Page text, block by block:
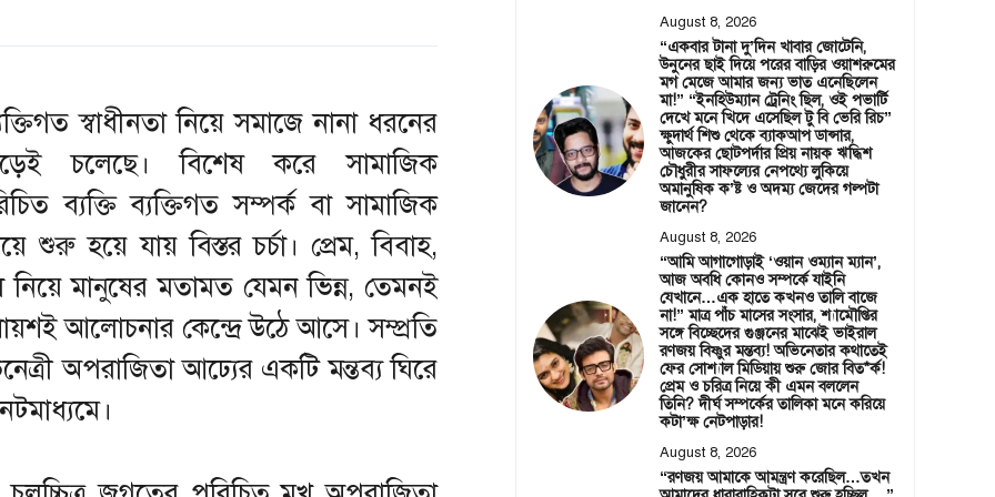
স্বাধীনতা নিয়ে সমাজে নানা ধরনের
চলেছে। বিশেষ করে সামাজিক
ব্যক্তি ব্যক্তিগত সম্পর্ক বা সামাজিক
শুরু হয়ে যায় বিস্তর চর্চা। প্রেম, বিবাহ,
মানুষের মতামত যেমন ভিন্ন, তেমনই
আলোচনার কেন্দ্রে উঠে আসে। সম্প্রতি
অপরাজিতা আঢ্যের একটি মন্তব্য ঘিরে
August 8, 2026
“একবার টানা দু’দিন খাবার জোটেনি,
উনুনের ছাই দিয়ে পরের বাড়ির ওয়াশরুমের
মগ মেজে আমার জন্য ভাত এনেছিলেন
মা!” “ইনহিউম্যান ট্রেনিং ছিল, ওই পভার্টি
দেখে মনে খিদে এসেছিল টু বি ভেরি রিচ”
ক্ষুদার্থ শিশু থেকে ব্যাকআপ ডান্সার,
আজকের ছোটপর্দার প্রিয় নায়ক ঋদ্ধিশ
চৌধুরীর সাফল্যের নেপথ্যে লুকিয়ে
অমানুষিক ক’ষ্ট ও অদম্য জেদের গল্পটা
জানেন?
August 8, 2026
“আমি আগাগোড়াই ‘ওয়ান ওম্যান ম্যান’,
আজ অবধি কোনও সম্পর্কে যাইনি
যেখানে…এক হাতে কখনও তালি বাজে
না!” মাত্র পাঁচ মাসের সংসার, শ্যামৌপ্তির
সঙ্গে বিচ্ছেদের গুঞ্জনের মাঝেই ভাইরাল
রণজয় বিষ্ণুর মন্তব্য! অভিনেতার কথাতেই
ফের সোশ্যাল মিডিয়ায় শুরু জোর বিত*র্ক!
প্রেম ও চরিত্র নিয়ে কী এমন বললেন
তিনি? দীর্ঘ সম্পর্কের তালিকা মনে করিয়ে
কটা’ক্ষ নেটপাড়ার!
August 8, 2026
“রণজয় আমাকে আমন্ত্রণ করেছিল…তখন